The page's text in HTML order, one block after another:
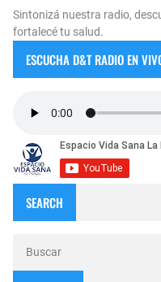
Sintonizá nuestra radio,
fortalecé tu salud.
ESCUCHA D&T RADIO EN
SEARCH